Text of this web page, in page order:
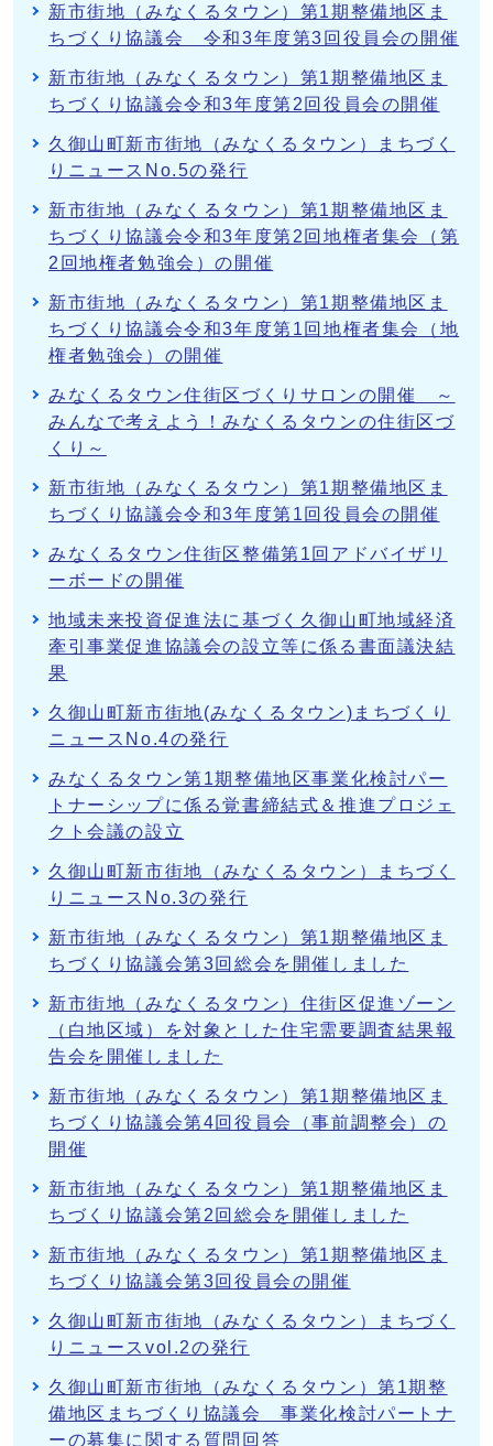
新市街地（みなくるタウン）第1期整備地区ま
ちづくり協議会 令和3年度第3回役員会の開催
新市街地（みなくるタウン）第1期整備地区ま
ちづくり協議会令和3年度第2回役員会の開催
久御山町新市街地（みなくるタウン）まちづく
りニュースNo.5の発行
新市街地（みなくるタウン）第1期整備地区ま
ちづくり協議会令和3年度第2回地権者集会（第
2回地権者勉強会）の開催
新市街地（みなくるタウン）第1期整備地区ま
ちづくり協議会令和3年度第1回地権者集会（地
権者勉強会）の開催
みなくるタウン住街区づくりサロンの開催 ～
みんなで考えよう！みなくるタウンの住街区づ
くり～
新市街地（みなくるタウン）第1期整備地区ま
ちづくり協議会令和3年度第1回役員会の開催
みなくるタウン住街区整備第1回アドバイザリ
ーボードの開催
地域未来投資促進法に基づく久御山町地域経済
牽引事業促進協議会の設立等に係る書面議決結
果
久御山町新市街地(みなくるタウン)まちづくり
ニュースNo.4の発行
みなくるタウン第1期整備地区事業化検討パー
トナーシップに係る覚書締結式＆推進プロジェ
クト会議の設立
久御山町新市街地（みなくるタウン）まちづく
りニュースNo.3の発行
新市街地（みなくるタウン）第1期整備地区ま
ちづくり協議会第3回総会を開催しました
新市街地（みなくるタウン）住街区促進ゾーン
（白地区域）を対象とした住宅需要調査結果報
告会を開催しました
新市街地（みなくるタウン）第1期整備地区ま
ちづくり協議会第4回役員会（事前調整会）の
開催
新市街地（みなくるタウン）第1期整備地区ま
ちづくり協議会第2回総会を開催しました
新市街地（みなくるタウン）第1期整備地区ま
ちづくり協議会第3回役員会の開催
久御山町新市街地（みなくるタウン）まちづく
りニュースvol.2の発行
久御山町新市街地（みなくるタウン）第1期整
備地区まちづくり協議会 事業化検討パートナ
ーの募集に関する質問回答